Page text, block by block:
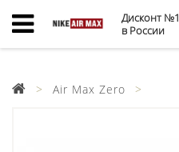
Дисконт №1
в России
Air Max Zero